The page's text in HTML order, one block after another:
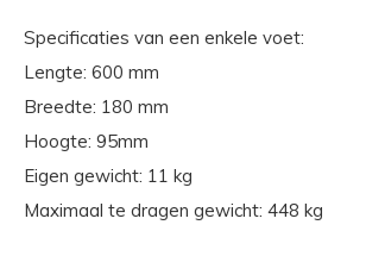
Specificaties van een enkele voet:
Lengte: 600 mm
Breedte: 180 mm
Hoogte: 95mm
Eigen gewicht: 11 kg
Maximaal te dragen gewicht: 448 kg